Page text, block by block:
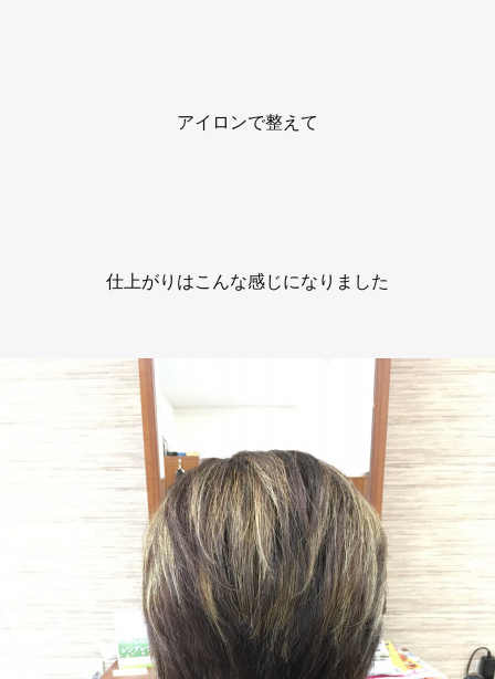
アイロンで整えて
仕上がりはこんな感じになりました